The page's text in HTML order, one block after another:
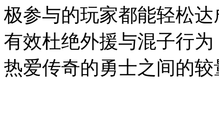
极参与的玩家都能轻松
有效杜绝外援与混子行
热爱传奇的勇士之间的较